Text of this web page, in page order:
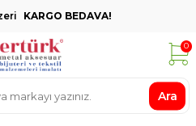
KARGO BEDAVA!
Ara
0